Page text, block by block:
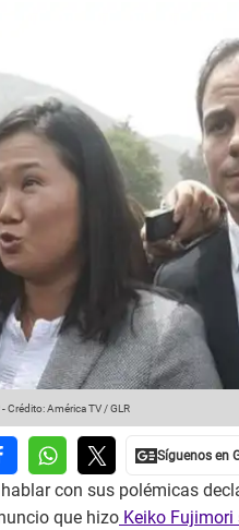
-Crédito: América TV / GLR
con sus polémicas
que hizo Keiko Fujimori